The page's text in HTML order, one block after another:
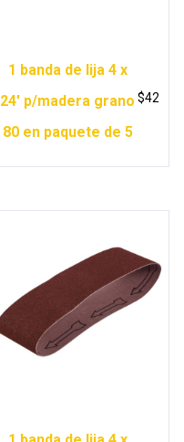
1 banda de lija 4 x
24′ p/madera grano
80 en paquete de 5
$42